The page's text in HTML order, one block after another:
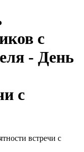
с
- День
с
встречи с